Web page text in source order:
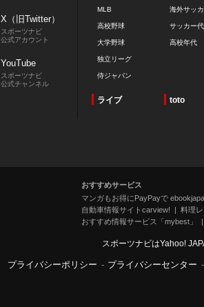
X（旧Twitter）
スポーツナビ
公式アカウント
YouTube
スポーツナビ
公式チャンネル
MLB
高校野球
大学野球
独立リーグ
侍ジャパン
海外サッ
サッカー
高校年代
ライブ toto
おすすめサービス
マンガもお得にPayPayで
自動車情報サイトcarview!
料理
おすすめ情報サービス「mybest」
スポーツナビはYahoo!
プライバシーポリシー - プライバシーセンター -